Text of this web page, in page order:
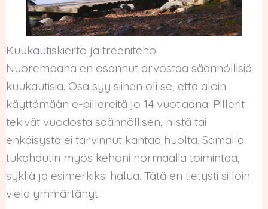
Kuukautiskierto ja treeniteho
Nuorempana en osannut arvostaa säännöllisiä
kuukautisia. Osa syy siihen oli se, että aloin
käyttämään e-pillereitä jo 14 vuotiaana. Pillerit
tekivät vuodosta säännöllisen, niistä tai
ehkäisystä ei tarvinnut kantaa huolta. Samalla
tukahdutin myös kehoni normaalia toimintaa,
sykliä ja esimerkiksi halua. Tätä en tietysti silloin
vielä ymmärtänyt.